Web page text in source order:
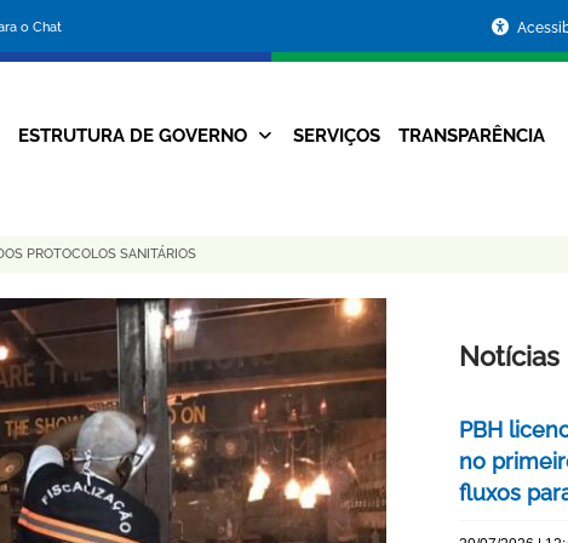
o Chat
da
Prefeitura
Navegação
ESTRUTURA DE GOVERNO SERVIÇOS TRANSPARÊNCIA
PROTOCOLOS SANITÁRIOS
Notícias
PBH
no
fluxos